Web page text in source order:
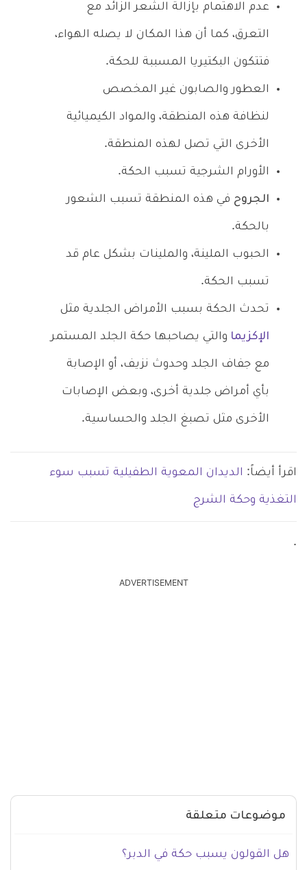
عدم الاهتمام بإزالة الشعر الزائد مع
التعرق، كما أن هذا المكان لا يصله الهواء،
فتتكون البكتيريا المسببة للحكة.
العطور والصابون غير المخصص
لنظافة هذه المنطقة، والمواد الكيميائية
الأخرى التي تصل لهذه المنطقة.
الأورام الشرجية تسبب الحكة.
الجروح في هذه المنطقة تسبب الشعور
بالحكة.
الحبوب الملينة، والملينات بشكل عام قد
تسبب الحكة.
تحدث الحكة بسبب الأمراض الجلدية مثل
الإكزيما والتي يصاحبها حكة الجلد المستمر
مع جفاف الجلد وحدوث نزيف، أو الإصابة
بأي أمراض جلدية أخرى، وبعض الإصابات
الأخرى مثل تصبغ الجلد والحساسية.
اقرأ أيضاً: الديدان المعوية الطفيلية تسبب سوء
التغذية وحكة الشرج
.
ADVERTISEMENT
موضوعات متعلقة
هل القولون يسبب حكة في الدبر؟